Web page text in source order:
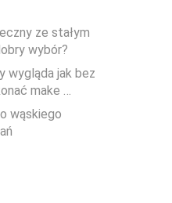
ze stałym
wybór?
wygląda jak bez
make …
wąskiego